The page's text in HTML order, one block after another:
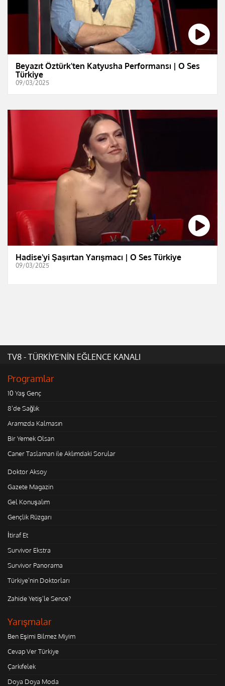
Beyazıt Öztürk'ten Katyusha Performansı | O Ses
Türkiye
09/03/2025
Hadise'yi Şaşırtan Yarışmacı | O Ses Türkiye
09/03/2025
TV8 - TÜRKİYE'NİN EĞLENCE KANALI
Programlar
10 Yaş Genç
8'de Sağlık
Aramızda Kalmasın
Bir Yemek Olsan
Caner Taslaman ile Aklımdaki Sorular
Doktor Aksoy
Gazete Magazin
Gel Konuşalım
Gençlik Rüzgarı
İtiraf Et
Survivor Ekstra
Survivor Panorama
Türkiye'nin Doktorları
Zahide Yetiş'le Sence?
Yarışmalar
Ben Eşimi Bilmez Miyim
Cevap Ver Türkiye
Çarkıfelek
Doya Doya Moda